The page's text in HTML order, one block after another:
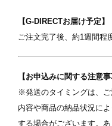
【G-DIRECTお届け予定】
ご注文完了後、約1週間程
【お申込みに関する注意事
※発送のタイミングは、
内容や商品の納品状況に
する場合がございます。